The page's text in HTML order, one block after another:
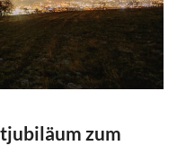
zum